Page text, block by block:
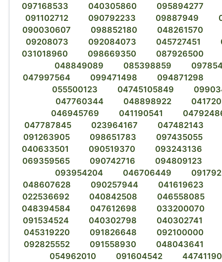
097168533
040305860
095894277
091102712
090792233 09887949
090030607
098852180
048261570
09208073
092084073 045727451
031018960
098669350
087926500
048849089
085398859
047997564
099471498
094871298
055500123
04745105849
047760344
048898922
046945769
041190541
047787845
023964167
047482143
091263905
098651783
097435055
040633501
090519370
093243136
069359565
090742716
094809123
093954204
046706449
048607628
090257944
041619623
022536692
040842508
046558085
048394584
047612698
033200070
091534524
040302798
040302741
045319220
091826648
092100000
092825552
091558930
048043641
054962010
091604542